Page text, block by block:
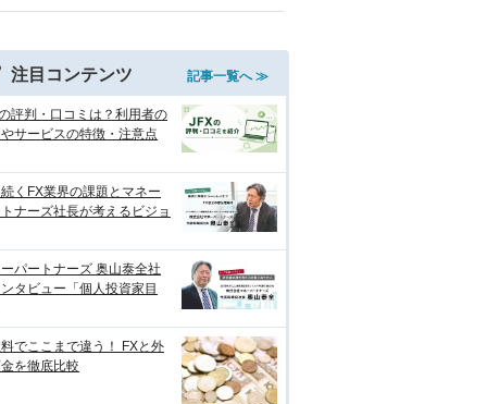
注目コンテンツ 記事一覧へ ≫
評判・口コミは？利用者の
サービスの特徴・注意点
くFX業界の課題とマネー
ナーズ社長が考えるビジョ
パートナーズ 奥山泰全社
タビュー「個人投資家目
でここまで違う！ FXと外
を徹底比較